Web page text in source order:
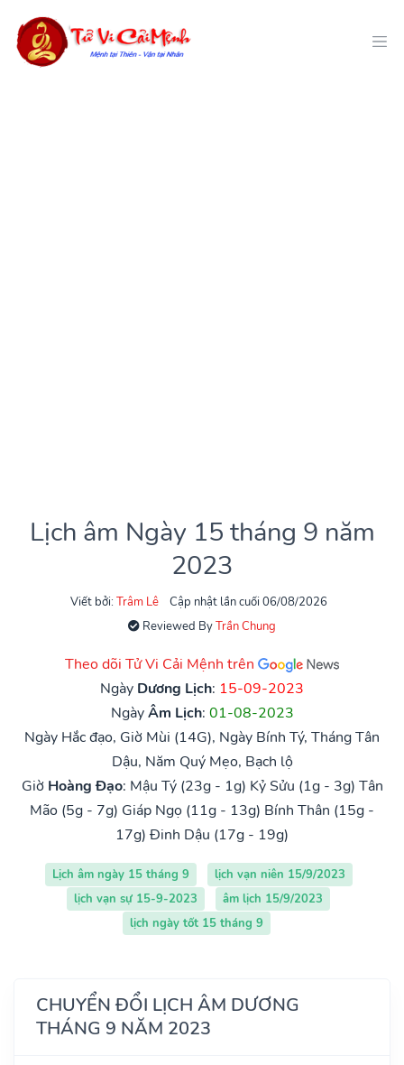
Lịch âm Ngày 15 tháng 9 năm
2023
Viết bởi: Trâm Lê
Cập nhật lần cuối 06/08/2026
Reviewed ByTrần Chung
Theo dõi Tử Vi Cải Mệnh trên
Ngày Dương Lịch: 15-09-2023
NgàyÂm Lịch: 01-08-2023
Ngày Hắc đạo, Giờ Mùi (14G), Ngày Bính Tý, Tháng Tân
Dậu, Năm Quý Mẹo, Bạch lộ
Giờ Hoàng Đạo: Mậu Tý (23g - 1g) Kỷ Sửu (1g - 3g) Tân
Mão (5g - 7g) Giáp Ngọ (11g - 13g) Bính Thân (15g -
17g) Đinh Dậu (17g - 19g)
Lịch âm ngày 15 tháng 9
lịch vạn niên 15/9/2023
lịch vạn sự 15-9-2023
âm lịch 15/9/2023
lịch ngày tốt 15 tháng 9
CHUYỂN ĐỔI LỊCH ÂM DƯƠNG
THÁNG 9 NĂM 2023